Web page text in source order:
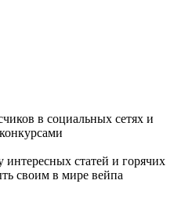
в социальных сетях и
статей и горячих
своим в мире вейпа